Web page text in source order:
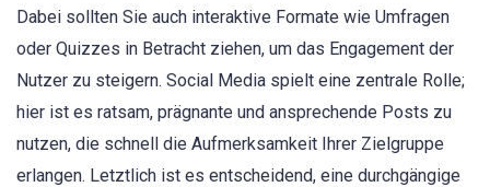
Dabei sollten Sie auch interaktive Formate wie Umfragen
oder Quizzes in Betracht ziehen, um das Engagement der
Nutzer zu steigern. Social Media spielt eine zentrale Rolle;
hier ist es ratsam, prägnante und ansprechende Posts zu
nutzen, die schnell die Aufmerksamkeit Ihrer Zielgruppe
erlangen. Letztlich ist es entscheidend, eine durchgängige